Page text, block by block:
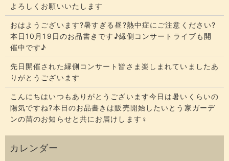
よろしくお願いいたします
おはようございます?暑すぎる昼?熱中症にご注意ください?
本日10月19日のお品書きです♪縁側コンサートライブも開
催中です♪
先日開催された縁側コンサート皆さま楽しまれていましたあ
りがとうございます
こんにちはいつもありがとうございます今日は暑いくらいの
陽気ですね?本日のお品書きは販売開始したいとう家ガーデ
ンの苗のお知らせと共にお届けします‍♀️